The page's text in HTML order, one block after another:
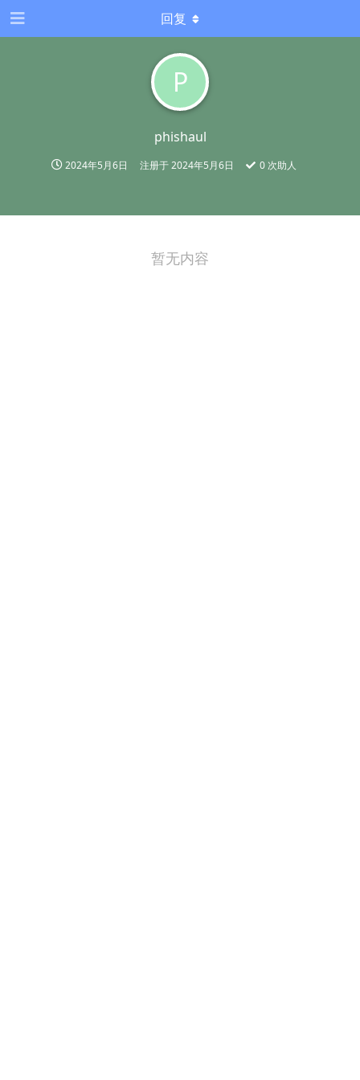
P
phishaul
2024年5月6日 注册于2024年5月6日 0 次助人
回复
暂无内容